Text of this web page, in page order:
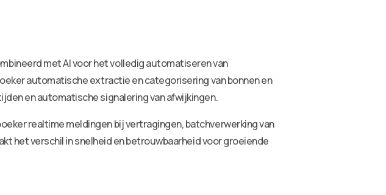
met AI voor het volledig automatiseren van
automatische extractie en categorisering van bonnen en
en automatische signalering van afwijkingen.
realtime meldingen bij vertragingen, batchverwerking van
het verschil in snelheid en betrouwbaarheid voor groeiende